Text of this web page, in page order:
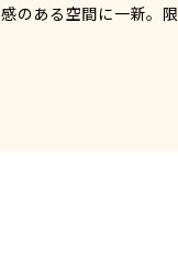
のある空間に一新。